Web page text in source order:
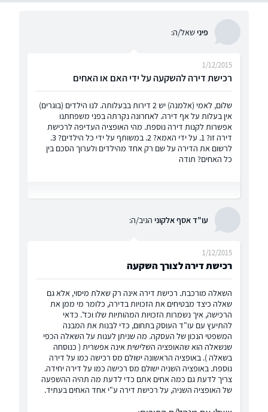
פינישאל/ה:
רכישת דירה להשקעה על ידי האם או האחים
1/12/2015
שלום, לאמי (אלמנה) יש 2 דירות בבעלותה. לנו הילדים (בוגרים)
אין בעלות על אף דירה. לאחרונה נקרתה בפני משפחתנו
אפשרות לקנות דירה נוספת. מהי האופציה העדיפה לרכישת
דירה זו? 1. על ידי האמא? 2. במשותף על ידי כל הילדים? 3.
לרשום את הדירה על שם רק אחד מהילדים ולערוך הסכם בין
כל האחים? תודה
עו"ד אסף אלקוני הגיב/ה:
רכישת דירה לצורך השקעה
1/12/2015
השאלה מורכבת. רכישת דירה אינה רק שאלת מיסוי, אלא גם
שאלה כיצד מבטיחים את הזכויות בדירה, כלומר מי ממן את
הרכישה, איך נשמרות הזכויות המהותיות שלו וכד'. כדאי
להתיעץ עם עו"ד העוסק בתחום, כדי לבנות את המבנה
המשפטי הנכון של העסקה. מה שניתן לענות על השאלה הכפי
שנשאלה הוא שהאופציה השלישית אינה אפשרית ( כנוסחה
בשאלה ). באופציה הראשונה ישולם מס רכישה כמו על דירה
נוספת. באופציה השניה ישולם מס רכישה כמו על דירה יחידה.
צריך לדעת גם כמה אחים אתם כדי לדעת מה תהיה ההשפעה
של האופציה השניה, על רכישת דירה ע"י אחד האחים בעתיד.